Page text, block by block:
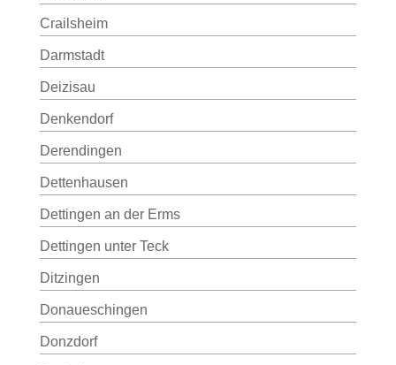
Crailsheim
Darmstadt
Deizisau
Denkendorf
Derendingen
Dettenhausen
Dettingen an der Erms
Dettingen unter Teck
Ditzingen
Donaueschingen
Donzdorf